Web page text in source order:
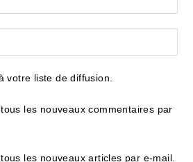
votre liste de diffusion.
les nouveaux commentaires par
les nouveaux articles par e-mail.